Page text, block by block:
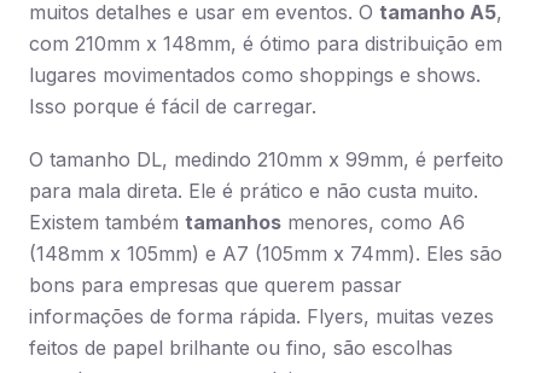
muitos detalhes e usar em eventos. O tamanho A5,
com 210mm x 148mm, é ótimo para distribuição em
lugares movimentados como shoppings e shows.
Isso porque é fácil de carregar.
O tamanho DL, medindo 210mm x 99mm, é perfeito
para mala direta. Ele é prático e não custa muito.
Existem também tamanhos menores, como A6
(148mm x 105mm) e A7 (105mm x 74mm). Eles são
bons para empresas que querem passar
informações de forma rápida. Flyers, muitas vezes
feitos de papel brilhante ou fino, são escolhas